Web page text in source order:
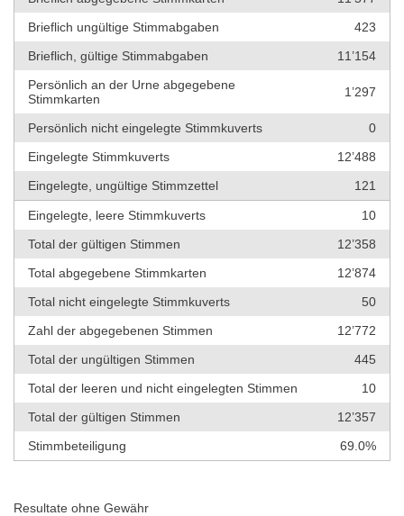
Brieflich ungültige Stimmabgaben
423
Brieflich, gültige Stimmabgaben
11’154
Persönlich an der Urne abgegebene
Stimmkarten
1’297
Persönlich nicht eingelegte Stimmkuverts
0
Eingelegte Stimmkuverts
12’488
Eingelegte, ungültige Stimmzettel
121
Eingelegte, leere Stimmkuverts
10
Total der gültigen Stimmen
12’358
Total abgegebene Stimmkarten
12’874
Total nicht eingelegte Stimmkuverts
50
Zahl der abgegebenen Stimmen
12’772
Total der ungültigen Stimmen
445
Total der leeren und nicht eingelegten Stimmen
10
Total der gültigen Stimmen
12’357
Stimmbeteiligung
69.0%
Resultate ohne Gewähr